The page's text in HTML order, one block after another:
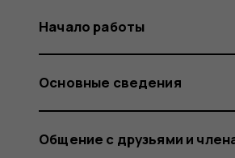
Начало работы
Основные сведения
Общение с друзьями и